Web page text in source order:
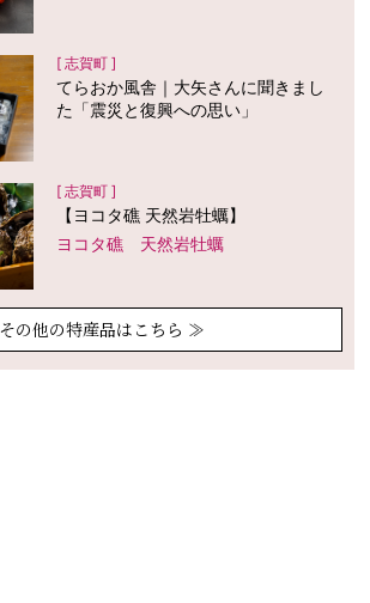
[ 志賀町 ]
てらおか風舎｜大矢さんに聞きまし
た「震災と復興への思い」
[ 志賀町 ]
【ヨコタ礁 天然岩牡蠣】
ヨコタ礁 天然岩牡蠣
その他の特産品はこちら ≫